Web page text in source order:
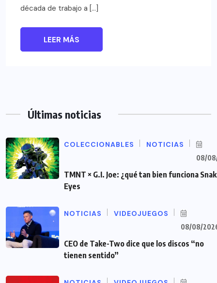
década de trabajo a […]
LEER MÁS
Últimas noticias
COLECCIONABLES NOTICIAS
08/
TMNT × G.I. Joe: ¿qué tan bien funciona
Eyes
NOTICIAS VIDEOJUEGOS
08/08/
CEO de Take-Two dice que los discos “no
tienen sentido”